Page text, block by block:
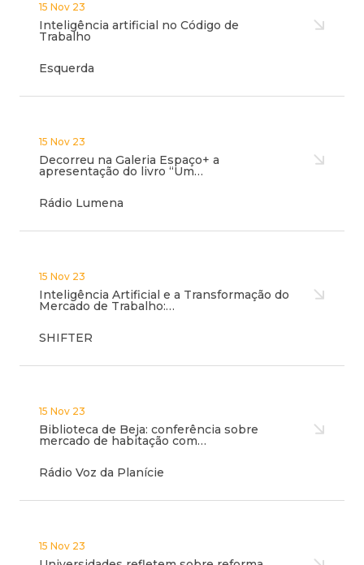
15 Nov 23
Inteligência artificial no Código de
Trabalho
Esquerda
15 Nov 23
Decorreu na Galeria Espaço+ a
apresentação do livro “Um…
Rádio Lumena
15 Nov 23
Inteligência Artificial e a Transformação do
Mercado de Trabalho:…
SHIFTER
15 Nov 23
Biblioteca de Beja: conferência sobre
mercado de habitação com…
Rádio Voz da Planície
15 Nov 23